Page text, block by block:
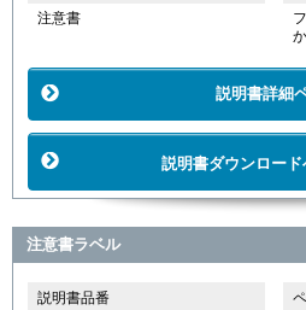
注意書
説明書詳細
説明書ダウンロード
注意書ラベル
説明書品番